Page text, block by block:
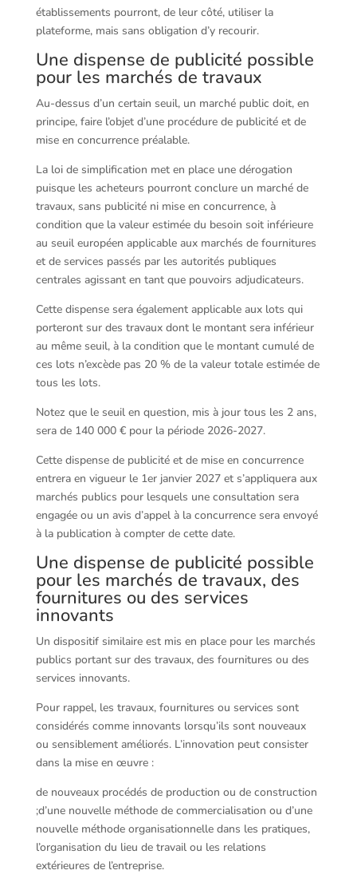
établissements pourront, de leur côté, utiliser la
plateforme, mais sans obligation d’y recourir.
Une dispense de publicité possible
pour les marchés de travaux
Au-dessus d’un certain seuil, un marché public doit, en
principe, faire l’objet d’une procédure de publicité et de
mise en concurrence préalable.
La loi de simplification met en place une dérogation
puisque les acheteurs pourront conclure un marché de
travaux, sans publicité ni mise en concurrence, à
condition que la valeur estimée du besoin soit inférieure
au seuil européen applicable aux marchés de fournitures
et de services passés par les autorités publiques
centrales agissant en tant que pouvoirs adjudicateurs.
Cette dispense sera également applicable aux lots qui
porteront sur des travaux dont le montant sera inférieur
au même seuil, à la condition que le montant cumulé de
ces lots n’excède pas 20 % de la valeur totale estimée de
tous les lots.
Notez que le seuil en question, mis à jour tous les 2 ans,
sera de 140 000 € pour la période 2026-2027.
Cette dispense de publicité et de mise en concurrence
entrera en vigueur le 1er janvier 2027 et s’appliquera aux
marchés publics pour lesquels une consultation sera
engagée ou un avis d’appel à la concurrence sera envoyé
à la publication à compter de cette date.
Une dispense de publicité possible
pour les marchés de travaux, des
fournitures ou des services
innovants
Un dispositif similaire est mis en place pour les marchés
publics portant sur des travaux, des fournitures ou des
services innovants.
Pour rappel, les travaux, fournitures ou services sont
considérés comme innovants lorsqu’ils sont nouveaux
ou sensiblement améliorés. L’innovation peut consister
dans la mise en œuvre :
de nouveaux procédés de production ou de construction
;d’une nouvelle méthode de commercialisation ou d’une
nouvelle méthode organisationnelle dans les pratiques,
l’organisation du lieu de travail ou les relations
extérieures de l’entreprise.